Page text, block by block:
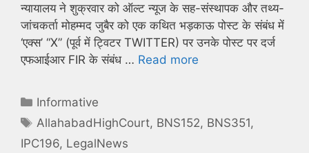
न्यायालय ने शुक्रवार को ऑल्ट न्यूज के सह-संस्थापक और तथ्य-
जांचकर्ता मोहम्मद जुबैर को एक कथित भड़काऊ पोस्ट के संबंध में
‘एक्स’ “X” (पूर्व में ट्विटर TWITTER) पर उनके पोस्ट पर दर्ज
एफआईआर FIR के संबंध … Read more
Categories
Informative
Tags
AllahabadHighCourt, BNS152, BNS351,
IPC196, LegalNews